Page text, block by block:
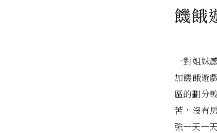
饑餓
一對姐妹
加饑餓遊
區的劃分
苦，沒有
強一天一